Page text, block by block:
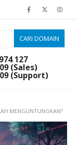
127
(Sales)
(Support)
MENGUNTUNGKAN?